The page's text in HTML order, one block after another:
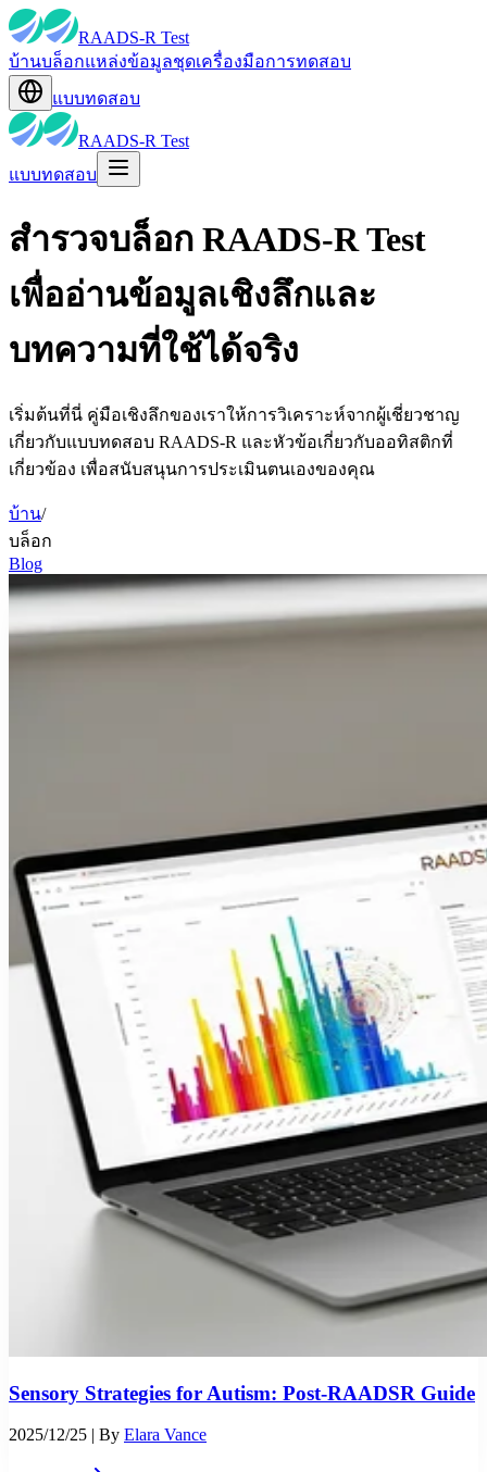
RAADS-R Test
บ้านบล็อกแหล่งข้อมูลชุดเครื่องมือการทดสอบ
แบบทดสอบ
RAADS-R Test
แบบทดสอบ
สำรวจบล็อก RAADS-R Test
เพื่ออ่านข้อมูลเชิงลึกและ
บทความที่ใช้ได้จริง
เริ่มต้นที่นี่ คู่มือเชิงลึกของเราให้การวิเคราะห์จากผู้เชี่ยวชาญ
เกี่ยวกับแบบทดสอบ RAADS-R และหัวข้อเกี่ยวกับออทิสติกที่
เกี่ยวข้อง เพื่อสนับสนุนการประเมินตนเองของคุณ
บ้าน/
บล็อก
Blog
Sensory Strategies for Autism: Post-RAADSR Guide
2025/12/25 | By Elara Vance